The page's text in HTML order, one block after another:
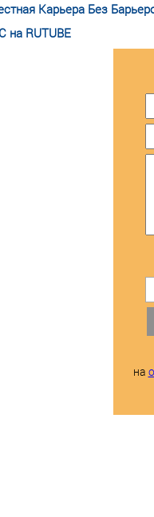
Карьера Без
на RUTUBE
на